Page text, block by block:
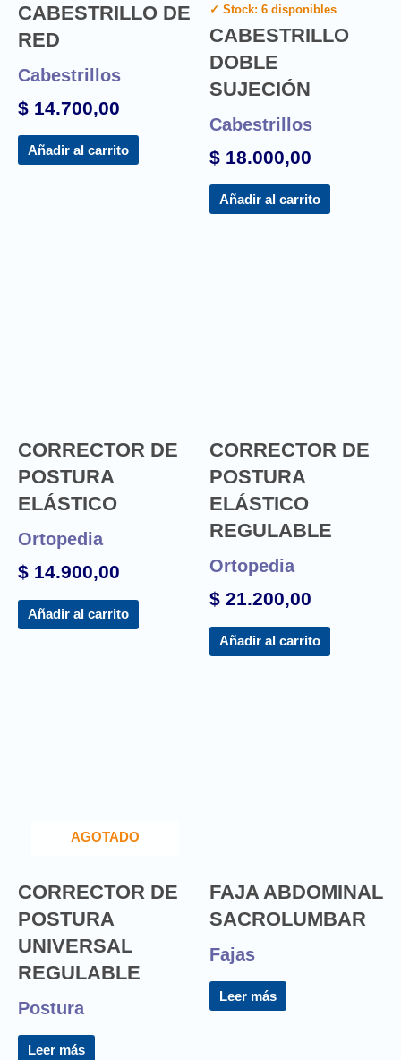
CABESTRILLO DE
RED
Cabestrillos
$ 14.700,00
Añadir al carrito
✓ Stock: 6 disponibles
CABESTRILLO
DOBLE
SUJECIÓN
Cabestrillos
$ 18.000,00
Añadir al carrito
CORRECTOR DE
POSTURA
ELÁSTICO
Ortopedia
$ 14.900,00
Añadir al carrito
CORRECTOR DE
POSTURA
ELÁSTICO
REGULABLE
Ortopedia
$ 21.200,00
Añadir al carrito
AGOTADO
CORRECTOR DE
POSTURA
UNIVERSAL
REGULABLE
Postura
Leer más
FAJA ABDOMINAL
SACROLUMBAR
Fajas
Leer más